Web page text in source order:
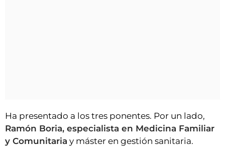
Ha presentado a los tres ponentes. Por un lado,
Ramón Boria, especialista en Medicina Familiar
y Comunitaria y máster en gestión sanitaria.